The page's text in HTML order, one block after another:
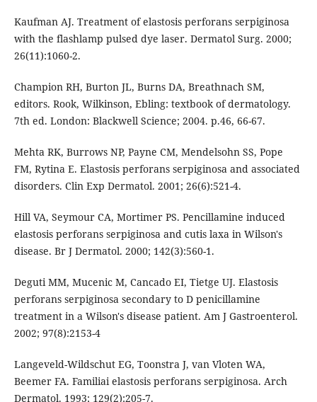
Kaufman AJ. Treatment of elastosis perforans serpiginosa
with the flashlamp pulsed dye laser. Dermatol Surg. 2000;
26(11):1060-2.
Champion RH, Burton JL, Burns DA, Breathnach SM,
editors. Rook, Wilkinson, Ebling: textbook of dermatology.
7th ed. London: Blackwell Science; 2004. p.46, 66-67.
Mehta RK, Burrows NP, Payne CM, Mendelsohn SS, Pope
FM, Rytina E. Elastosis perforans serpiginosa and associated
disorders. Clin Exp Dermatol. 2001; 26(6):521-4.
Hill VA, Seymour CA, Mortimer PS. Pencillamine­ induced
elastosis perforans serpiginosa and cutis laxa in Wilson's
disease. Br J Dermatol. 2000; 142(3):560-1.
Deguti MM, Mucenic M, Cancado EI, Tietge UJ. Elastosis
perforans serpiginosa secondary to D­ penicillamine
treatment in a Wilson's disease patient. Am J Gastroenterol.
2002; 97(8):2153-4
Langeveld-Wildschut EG, Toonstra J, van Vloten WA,
Beemer FA. Familiai elastosis perforans serpiginosa. Arch
Dermatol. 1993; 129(2):205-7.